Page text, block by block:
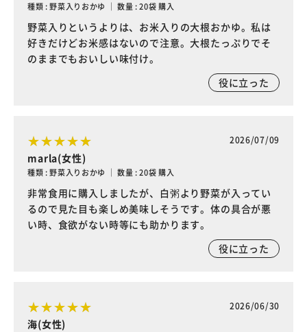
種類 : 野菜入りおかゆ ｜ 数量 : 20袋 購入
野菜入りというよりは、お米入りの大根おかゆ。私は
好きだけどお米感はないので注意。大根たっぷりでそ
のままでもおいしい味付け。
役に立った
2026/07/09
marla(女性)
種類 : 野菜入りおかゆ ｜ 数量 : 20袋 購入
非常食用に購入しましたが、白粥より野菜が入ってい
るので見た目も楽しめ美味しそうです。体の具合が悪
い時、食欲がない時等にも助かります。
役に立った
2026/06/30
海(女性)